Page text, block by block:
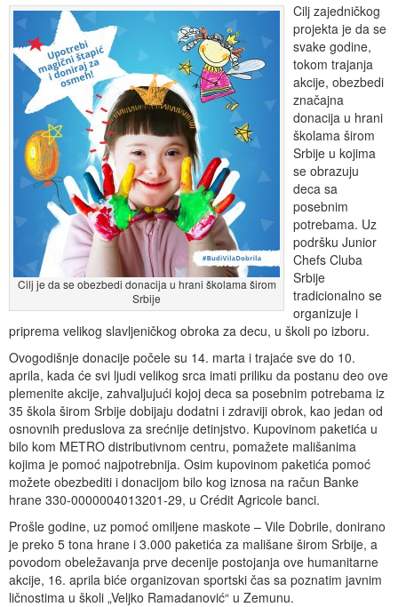
Cilj je da se obezbedi donacija u hrani školama širom
Srbije
Cilj zajedničkog
projekta je da se
svake godine,
tokom trajanja
akcije, obezbedi
značajna
donacija u hrani
školama širom
Srbije u kojima
se obrazuju
deca sa
posebnim
potrebama. Uz
podršku Junior
Chefs Cluba
Srbije
tradicionalno se
organizuje i
priprema velikog slavljeničkog obroka za decu, u školi po izboru.
Ovogodišnje donacije počele su 14. marta i trajaće sve do 10.
aprila, kada će svi ljudi velikog srca imati priliku da postanu deo ove
plemenite akcije, zahvaljujući kojoj deca sa posebnim potrebama iz
35 škola širom Srbije dobijaju dodatni i zdraviji obrok, kao jedan od
osnovnih preduslova za srećnije detinjstvo. Kupovinom paketića u
bilo kom METRO distributivnom centru, pomažete mališanima
kojima je pomoć najpotrebnija. Osim kupovinom paketića pomoć
možete obezbediti i donacijom bilo kog iznosa na račun Banke
hrane 330-0000004013201-29, u Crédit Agricole banci.
Prošle godine, uz pomoć omiljene maskote – Vile Dobrile, donirano
je preko 5 tona hrane i 3.000 paketića za mališane širom Srbije, a
povodom obeležavanja prve decenije postojanja ove humanitarne
akcije, 16. aprila biće organizovan sportski čas sa poznatim javnim
ličnostima u školi „Veljko Ramadanović“ u Zemunu.